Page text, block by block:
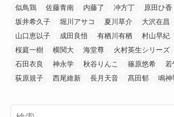
似鳥鶏
佐藤青南 内藤了 冲方丁 原田ひ香
坂井希久子
堀川アサコ 夏川草介 大沢在昌
山口恵以子
成田良悟 有栖川有栖 村山早紀
桜庭一樹
横関大 海堂尊 火村英生シリーズ
石田衣良
神永学 秋谷りんこ 篠原悠希 若
荻原規子
西尾維新 長月天音 髙田郁 鳴神